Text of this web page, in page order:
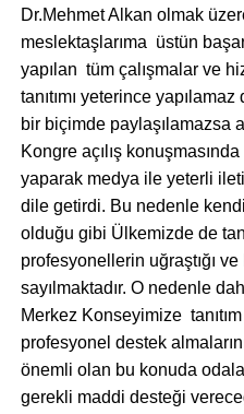
Dr.Mehmet Alkan olmak
meslektaşlarıma üstün
yapılan tüm çalışmalar ve
tanıtımı yeterince
bir biçimde paylaşılamazsa
Kongre açılış
yaparak medya ile yeterli
dile getirdi. Bu nedenle
olduğu gibi Ülkemizde de
profesyonellerin uğraştığı
sayılmaktadır. O nedenle
Merkez Konseyimize
profesyonel destek
önemli olan bu konuda
gerekli maddi desteği